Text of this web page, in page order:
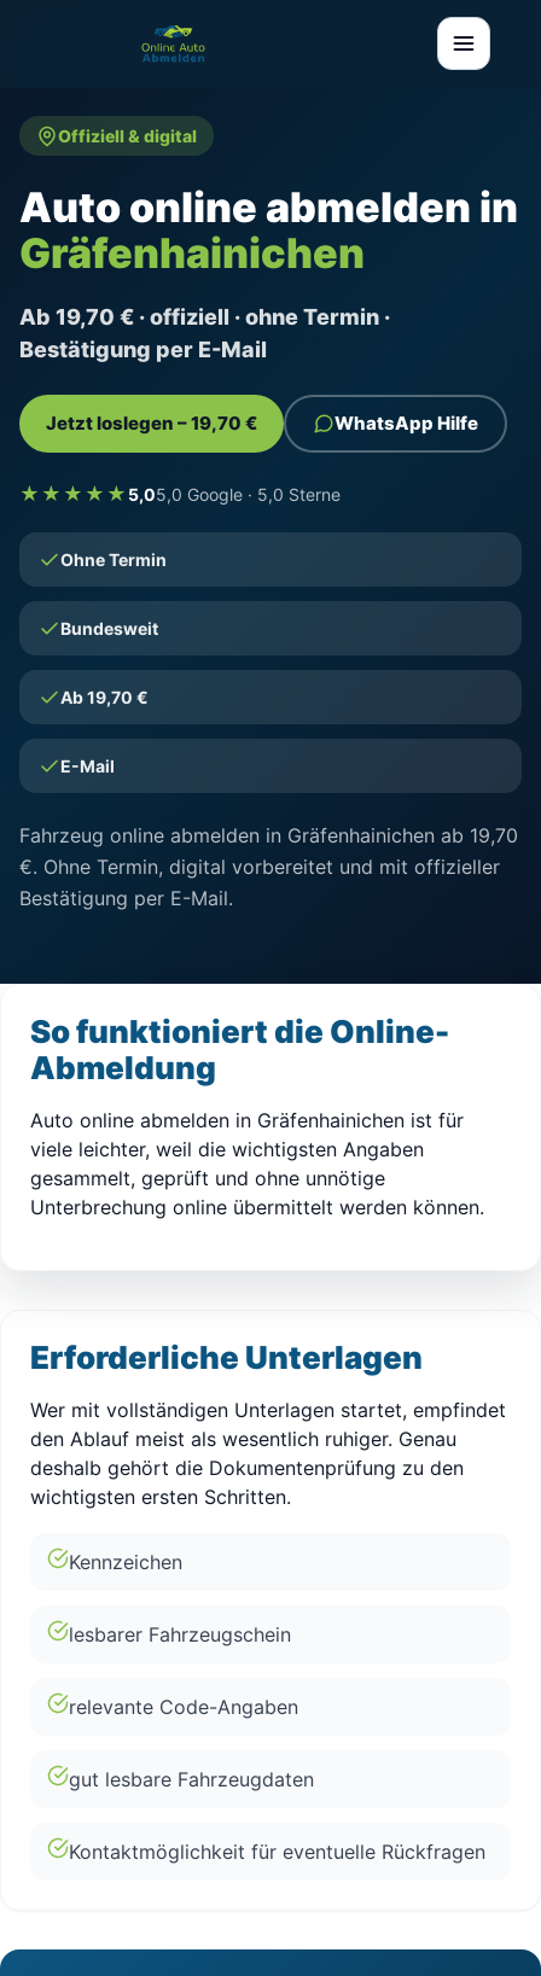
Offiziell & digital
Auto online abmelden in
Gräfenhainichen
Ab 19,70 € · offiziell · ohne Termin ·
Bestätigung per E-Mail
Jetzt loslegen – 19,70 € WhatsApp Hilfe
★★★★★ 5,05,0 Google · 5,0 Sterne
Ohne Termin
Bundesweit
Ab 19,70 €
E-Mail
Fahrzeug online abmelden in Gräfenhainichen ab 19,70
€. Ohne Termin, digital vorbereitet und mit offizieller
Bestätigung per E-Mail.
So funktioniert die Online-
Abmeldung
Auto online abmelden in Gräfenhainichen ist für
viele leichter, weil die wichtigsten Angaben
gesammelt, geprüft und ohne unnötige
Unterbrechung online übermittelt werden können.
Erforderliche Unterlagen
Wer mit vollständigen Unterlagen startet, empfindet
den Ablauf meist als wesentlich ruhiger. Genau
deshalb gehört die Dokumentenprüfung zu den
wichtigsten ersten Schritten.
Kennzeichen
lesbarer Fahrzeugschein
relevante Code-Angaben
gut lesbare Fahrzeugdaten
Kontaktmöglichkeit für eventuelle Rückfragen